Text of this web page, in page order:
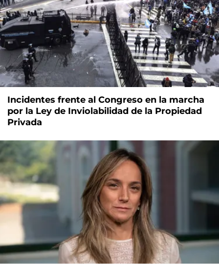
Incidentes frente al Congreso en la marcha
por la Ley de Inviolabilidad de la Propiedad
Privada